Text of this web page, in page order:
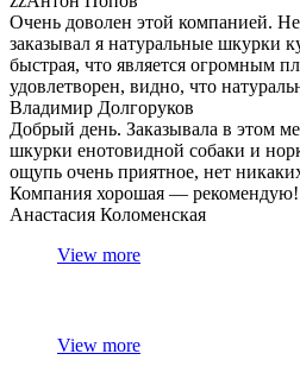
Очень доволен этой компанией.
заказывал я натуральные шкурки
быстрая, что является огромным
удовлетворен, видно, что
Владимир Долгоруков
Добрый день. Заказывала в этом
шкурки енотовидной собаки и
ощупь очень приятное, нет
Компания хорошая — рекомендую!
Анастасия Коломенская
View more
View more